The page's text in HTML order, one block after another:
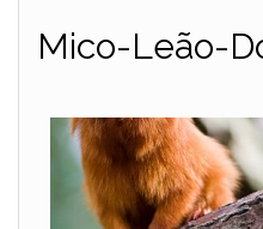
Mico-Leão-